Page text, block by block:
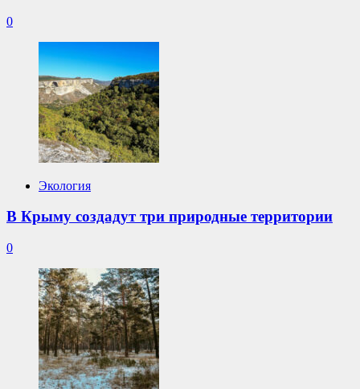
0
Экология
В Крыму создадут три природные территории
0